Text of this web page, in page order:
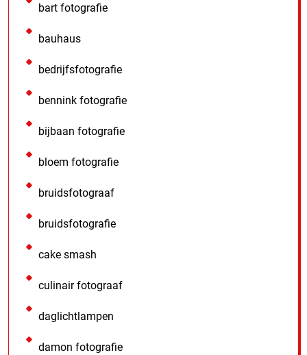
bart fotografie
bauhaus
bedrijfsfotografie
bennink fotografie
bijbaan fotografie
bloem fotografie
bruidsfotograaf
bruidsfotografie
cake smash
culinair fotograaf
daglichtlampen
damon fotografie